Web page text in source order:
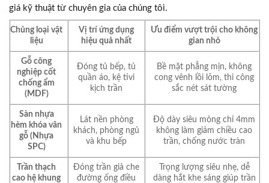
giá kỹ thuật từ chuyên gia của chúng tôi.
Chủng loại vật
liệu
Vị trí ứng dụng
hiệu quả nhất
Ưu điểm vượt trội cho không
gian nhỏ
Gỗ công
nghiệp cốt
chống ẩm
(MDF)
Đóng tủ bếp, tủ
quần áo, kệ tivi
kịch trần
Bề mặt phẳng mịn, không
cong vênh lồi lõm, thi công
sắc nét sát tường
Sàn nhựa
hèm khóa vân
gỗ (Nhựa
SPC)
Lát nền phòng
khách, phòng ngủ
và khu bếp
Độ dày siêu mỏng chỉ 4mm
không làm giảm chiều cao
trần, chống nước tràn
Trần thạch
cao hệ khung
Đóng trần giả che
đường ống điều
Trọng lượng siêu nhẹ, dễ
dàng hắt khe sáng giúp trần